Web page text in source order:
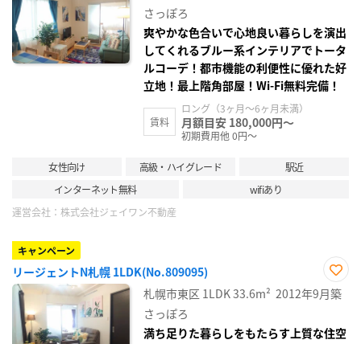
さっぽろ
爽やかな色合いで心地良い暮らしを演出
してくれるブルー系インテリアでトータ
ルコーデ！都市機能の利便性に優れた好
立地！最上階角部屋！Wi-Fi無料完備！
賃料
ロング（3ヶ月～6ヶ月未満）
月額目安 180,000円～
初期費用他 0円～
女性向け 高級・ハイグレード
駅近
インターネット無料
wifiあり
運営会社： 株式会社ジェイワン不動産
キャンペーン
リージェントN札幌 1LDK(No.809095)
お気
に入
札幌市東区 1LDK33.6m² 2012年9月築
さっぽろ
満ち足りた暮らしをもたらす上質な住空